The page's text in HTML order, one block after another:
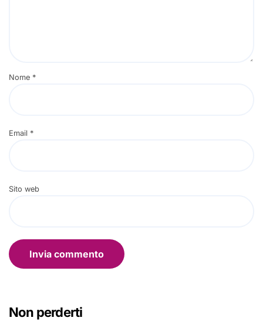
Nome *
Email *
Sito web
Non perderti